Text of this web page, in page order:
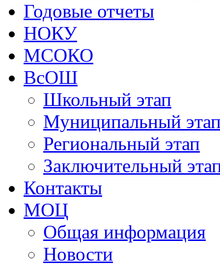
Годовые отчеты
НОКУ
МСОКО
ВсОШ
Школьный этап
Муниципальный
Региональный этап
Заключительный
Контакты
МОЦ
Общая информация
Новости